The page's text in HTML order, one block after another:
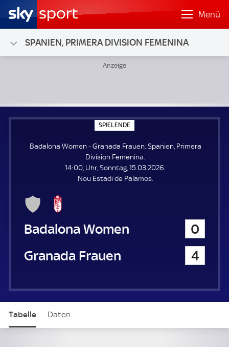
Menü
SPANIEN, PRIMERA DIVISION FEMENINA
SPIELENDE
P
E
E
N
D
E
Badalona Women - Granada Frauen. Spanien, Primera
Division Femenina.
14:00, Uhr, Sonntag, 15.03.2026.
Nou Estadi de Palamos.
Badalona Women
0
Granada Frauen
4
Tabelle Daten